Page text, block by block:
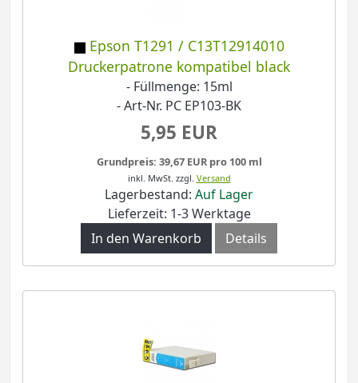
Epson T1291 / C13T12914010
Druckerpatrone kompatibel black
- Füllmenge: 15ml
- Art-Nr. PC EP103-BK
5,95 EUR
Grundpreis: 39,67 EUR pro 100 ml
inkl. MwSt. zzgl. Versand
Lagerbestand: Auf Lager
Lieferzeit: 1-3 Werktage
In den Warenkorb
Details